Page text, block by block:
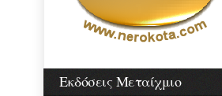
Εκδόσεις Μεταίχμιο